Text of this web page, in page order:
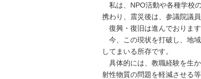
私は、NPO活動や各種学校
携わり、震災後は、参議院議
復興・復旧は進んでおりま
今、この現状を打破し、地
してまいる所存です。
具体的には、教職経験を生
射性物質の問題を軽減させる